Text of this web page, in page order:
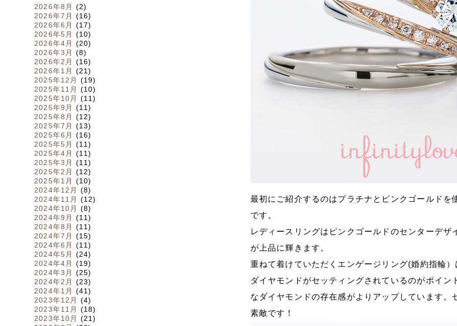
2026年8月
(2)
2026年7月
(16)
2026年6月
(17)
2026年5月
(10)
2026年4月
(20)
2026年3月
(8)
2026年2月
(16)
2026年1月
(21)
2025年12月
(19)
2025年11月
(10)
2025年10月
(11)
2025年9月
(11)
2025年8月
(12)
2025年7月
(13)
2025年6月
(16)
2025年5月
(11)
2025年4月
(11)
2025年3月
(11)
2025年2月
(12)
2025年1月
(10)
2024年12月
(8)
2024年11月
(12)
2024年10月
(8)
2024年9月
(11)
2024年8月
(11)
2024年7月
(15)
2024年6月
(11)
2024年5月
(24)
2024年4月
(19)
2024年3月
(25)
2024年2月
(23)
2024年1月
(41)
2023年12月
(4)
2023年11月
(18)
2023年10月
(21)
最初にご紹介するのはプラチナとピンクゴールドを
です。
レディースリングはピンクゴールドのセンターデ
が上品に輝きます。
重ねて着けていただくエンゲージリング(婚約指輪
ダイヤモンドがセッティングされているのがポイ
なダイヤモンドの存在感がよりアップしています
素敵です！